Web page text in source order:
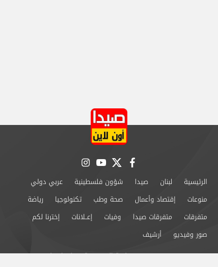
facebook
twitter
youtube
instagram
الرئيسية لبنان صيدا شؤون فلسطينية
عربي دولي
منوعات
إقتصاد وأعمال صحة وطب تكنولوجيا
رياضة
متفرقات
متفرقات صيدا وفيات إعــلانات
إخترنا لكم
صور وفيديو
أرشيف
من نحن
سياسة الخصوصية اتصل بنا